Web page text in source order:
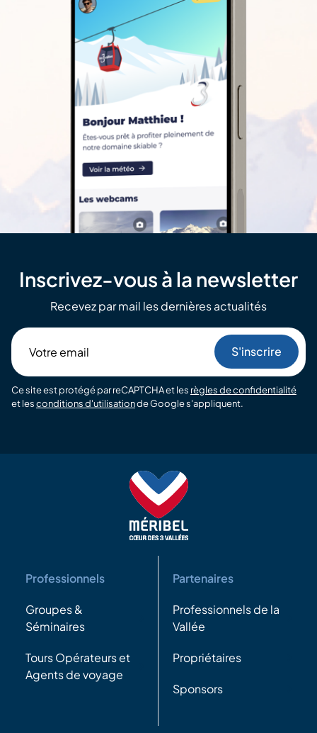
Inscrivez-vous à la newsletter
Recevez par mail les dernières actualités
email
Ce site est protégé par reCAPTCHA et les règles de confidentialité
et lesconditions d'utilisationde Google s'appliquent.
Professionnels
Groupes &
Séminaires
Tours Opérateurs et
Agents de voyage
Partenaires
Professionnels de la
Vallée
Propriétaires
Sponsors